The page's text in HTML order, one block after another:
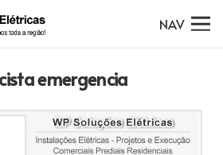
NAV
emergencia